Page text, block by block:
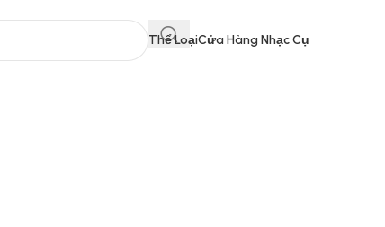
Thể LoạiCửa Hàng Nhạc Cụ